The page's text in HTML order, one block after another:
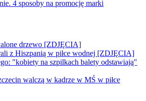
drzewo [ZDJĘCIA]
z Hiszpanią w piłce wodnej [ZDJĘCIA]
"kobiety na szpilkach balety odstawiają"
walczą w kadrze w MŚ w piłce